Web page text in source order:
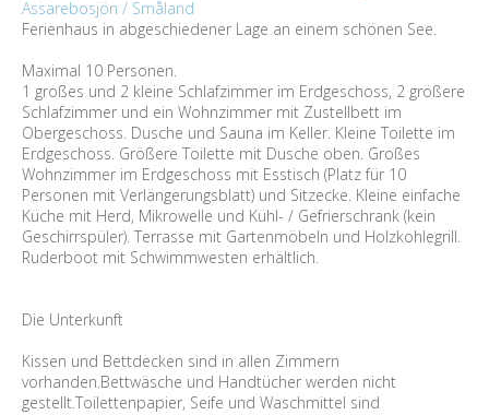
Assarebosjön / Småland
Ferienhaus in abgeschiedener Lage an einem schönen See.
Maximal 10 Personen.
1 großes und 2 kleine Schlafzimmer im Erdgeschoss, 2 größere
Schlafzimmer und ein Wohnzimmer mit Zustellbett im
Obergeschoss. Dusche und Sauna im Keller. Kleine Toilette im
Erdgeschoss. Größere Toilette mit Dusche oben. Großes
Wohnzimmer im Erdgeschoss mit Esstisch (Platz für 10
Personen mit Verlängerungsblatt) und Sitzecke. Kleine einfache
Küche mit Herd, Mikrowelle und Kühl- / Gefrierschrank (kein
Geschirrspüler). Terrasse mit Gartenmöbeln und Holzkohlegrill.
Ruderboot mit Schwimmwesten erhältlich.
Die Unterkunft
Kissen und Bettdecken sind in allen Zimmern
vorhanden.Bettwäsche und Handtücher werden nicht
gestellt.Toilettenpapier, Seife und Waschmittel sind